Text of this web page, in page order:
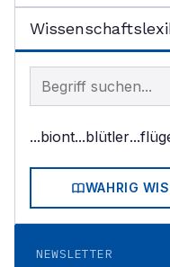
Begriff im Lexikon
...biont...blütler
WAHRIG
NEWSLETTER